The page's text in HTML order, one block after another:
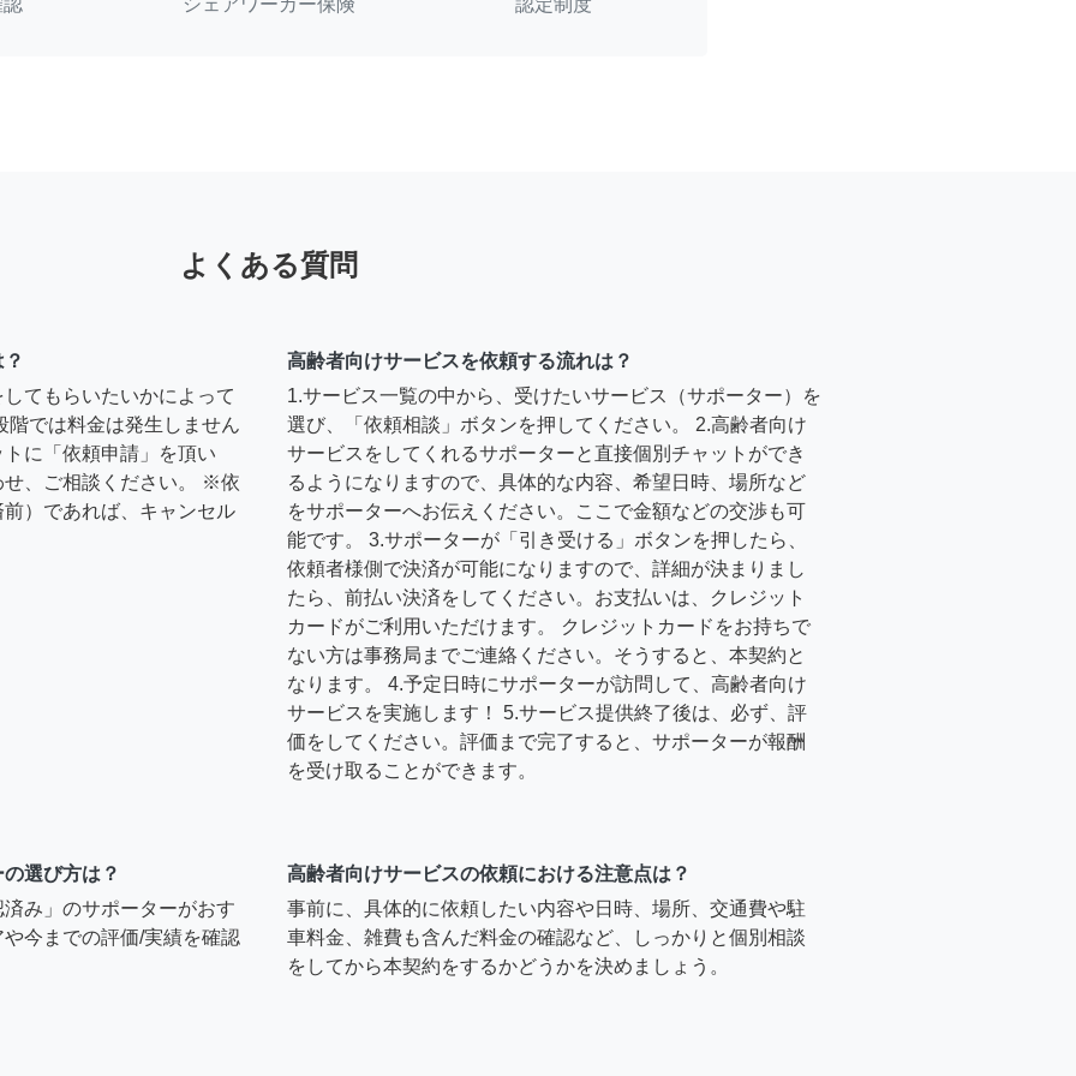
シェアワーカー保険 認定制度
よくある質問
てもらいたいかによって
階では料金は発生しません
に「依頼申請」を頂い
、ご相談ください。 ※依
）であれば、キャンセル
高齢者向けサービスを依頼する流れは？
1.サービス一覧の中から、受けたいサービス（サポーター）を
選び、「依頼相談」ボタンを押してください。 2.高齢者向け
サービスをしてくれるサポーターと直接個別チャットができ
るようになりますので、具体的な内容、希望日時、場所など
をサポーターへお伝えください。ここで金額などの交渉も可
能です。 3.サポーターが「引き受ける」ボタンを押したら、
依頼者様側で決済が可能になりますので、詳細が決まりまし
たら、前払い決済をしてください。お支払いは、クレジット
カードがご利用いただけます。 クレジットカードをお持ちで
ない方は事務局までご連絡ください。そうすると、本契約と
なります。 4.予定日時にサポーターが訪問して、高齢者向け
サービスを実施します！ 5.サービス提供終了後は、必ず、評
価をしてください。評価まで完了すると、サポーターが報酬
を受け取ることができます。
選び方は？
み」のサポーターがおす
今までの評価/実績を確認
高齢者向けサービスの依頼における注意点は？
事前に、具体的に依頼したい内容や日時、場所、交通費や駐
車料金、雑費も含んだ料金の確認など、しっかりと個別相談
をしてから本契約をするかどうかを決めましょう。